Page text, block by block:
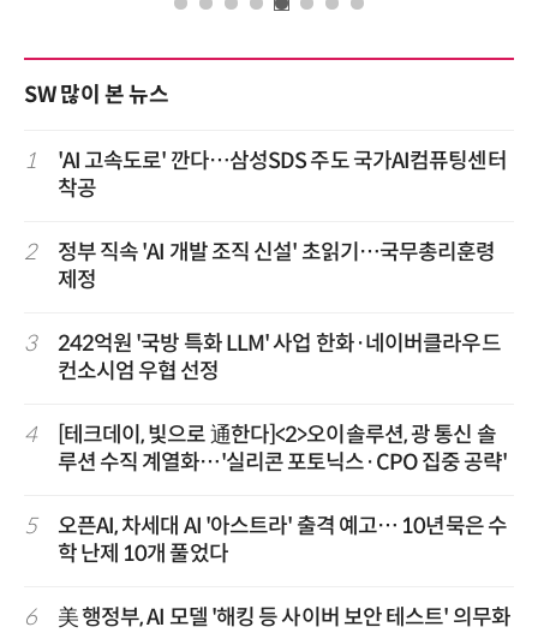
SW 많이 본 뉴스
1
'AI 고속도로' 깐다…삼성SDS 주도 국가AI컴퓨팅센터
착공
2
정부 직속 'AI 개발 조직 신설' 초읽기…국무총리훈령
제정
3
242억원 '국방 특화 LLM' 사업 한화·네이버클라우드
컨소시엄 우협 선정
4
[테크데이, 빛으로 通한다]<2>오이솔루션, 광 통신 솔
루션 수직 계열화…'실리콘 포토닉스·CPO 집중 공략'
5
오픈AI, 차세대 AI '아스트라' 출격 예고… 10년묵은 수
학 난제 10개 풀었다
6 美 행정부, AI 모델 '해킹 등 사이버 보안 테스트' 의무화